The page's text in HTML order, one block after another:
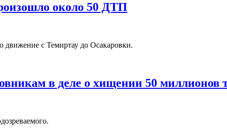
около 50 ДТП
с Темиртау до Осакаровки.
в деле о хищении 50 миллионов